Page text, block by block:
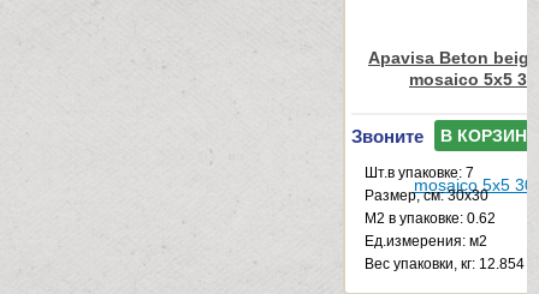
Apavisa Beton
mosaico 5x5
Звоните В КОРЗИНУ
Шт.в упаковке: 7
Размер, см: 30x30
М2 в упаковке: 0.62
Ед.измерения: м2
Веc упаковки, кг: 12.854